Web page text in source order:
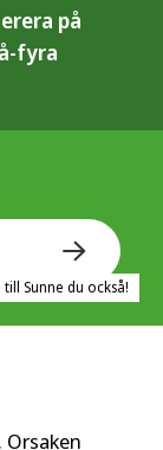
på
fyra
Sunne du också!
Orsaken